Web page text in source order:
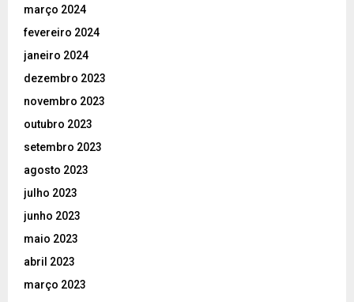
março 2024
fevereiro 2024
janeiro 2024
dezembro 2023
novembro 2023
outubro 2023
setembro 2023
agosto 2023
julho 2023
junho 2023
maio 2023
abril 2023
março 2023